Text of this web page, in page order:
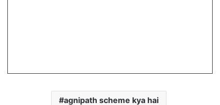
agnipath scheme kya hai